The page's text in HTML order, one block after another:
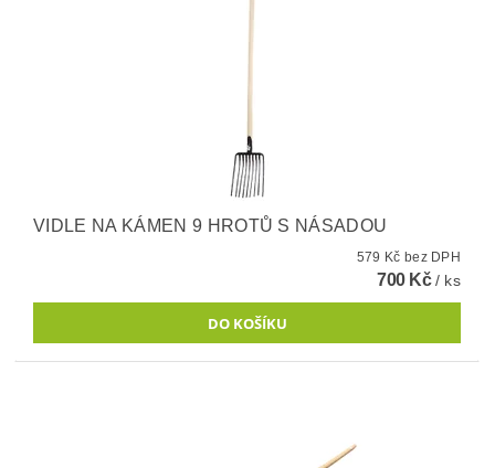
VIDLE NA KÁMEN 9 HROTŮ S NÁSADOU
579 Kč bez DPH
700 Kč/ ks